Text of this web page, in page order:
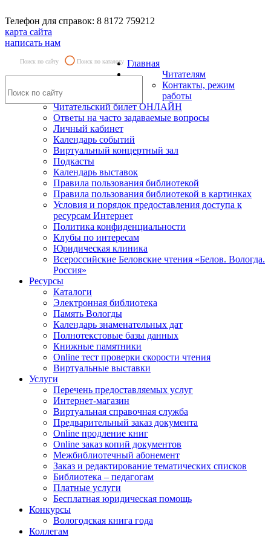
Телефон для справок: 8 8172 759212
карта сайта
написать нам
Поиск по сайту Поиск по каталогу Главная
Читателям
Контакты, режим
работы
Читательский билет ОНЛАЙН
Ответы на часто задаваемые вопросы
Личный кабинет
Календарь событий
Виртуальный концертный зал
Подкасты
Календарь выставок
Правила пользования библиотекой
Правила пользования библиотекой в картинках
Условия и порядок предоставления доступа к
ресурсам Интернет
Политика конфиденциальности
Клубы по интересам
Юридическая клиника
Всероссийские Беловские чтения «Белов. Вологда.
Россия»
Ресурсы
Каталоги
Электронная библиотека
Память Вологды
Календарь знаменательных дат
Полнотекстовые базы данных
Книжные памятники
Online тест проверки скорости чтения
Виртуальные выставки
Услуги
Перечень предоставляемых услуг
Интернет-магазин
Виртуальная справочная служба
Предварительный заказ документа
Online продление книг
Online заказ копий документов
Межбиблиотечный абонемент
Заказ и редактирование тематических списков
Библиотека – педагогам
Платные услуги
Бесплатная юридическая помощь
Конкурсы
Вологодская книга года
Коллегам